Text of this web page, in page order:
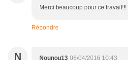
Merci beaucoup pour ce travail!!!
Répondre
N Nounou13 06/04/2016 10:43